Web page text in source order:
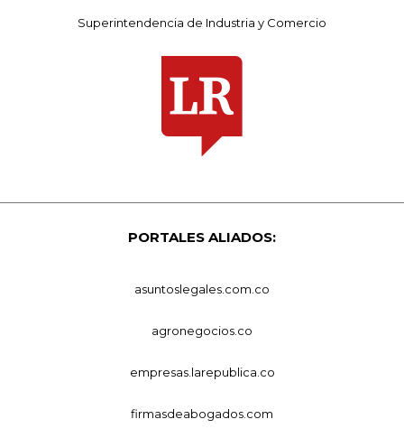
Superintendencia de Industria y Comercio
PORTALES ALIADOS:
asuntoslegales.com.co
agronegocios.co
empresas.larepublica.co
firmasdeabogados.com